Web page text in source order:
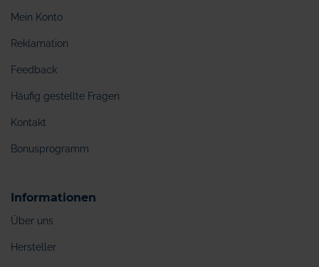
Mein Konto
Reklamation
Feedback
Häufig gestellte Fragen
Kontakt
Bonusprogramm
Informationen
Über uns
Hersteller